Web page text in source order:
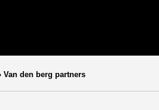
Van den berg partners